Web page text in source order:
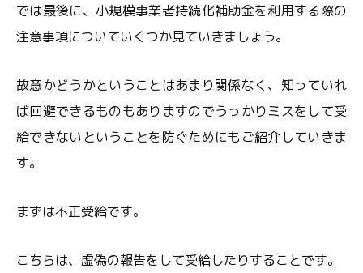
では最後に、小規模事業者持続化補助金を利用する際の
注意事項についていくつか見ていきましょう。
故意かどうかということはあまり関係なく、知っていれ
ば回避できるものもありますのでうっかりミスをして受
給できないということを防ぐためにもご紹介していきま
す。
まずは不正受給です。
こちらは、虚偽の報告をして受給したりすることです。